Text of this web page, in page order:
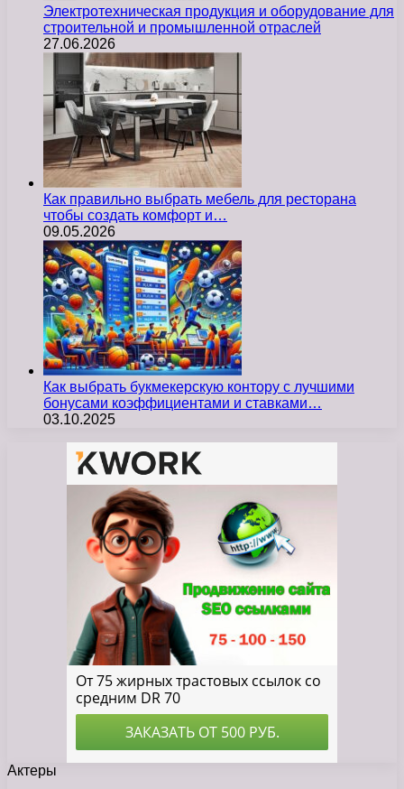
Электротехническая продукция и оборудование для
строительной и промышленной отраслей
27.06.2026
Как правильно выбрать мебель для ресторана
чтобы создать комфорт и…
09.05.2026
Как выбрать букмекерскую контору с лучшими
бонусами коэффициентами и ставками…
03.10.2025
Актеры